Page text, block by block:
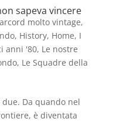
sapeva vincere
molto vintage,
, History, Home, I
anni '80, Le nostre
, Le Squadre della
Da quando nel
è diventata